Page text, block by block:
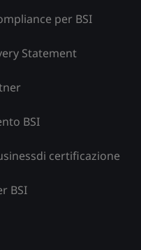
per BSI
Statement
BSI
certificazione
BSI